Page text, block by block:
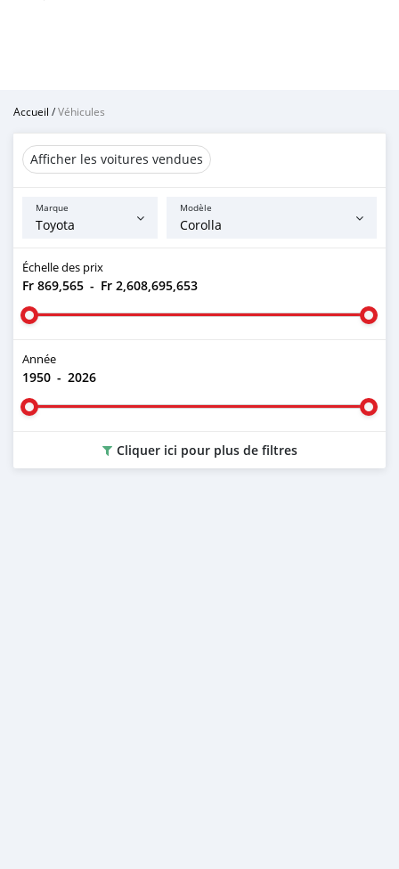
Accueil /Véhicules
Afficher les voitures vendues
Marque Modèle
Échelle des prix
Fr 869,565 - Fr 2,608,695,653
Année
1950 - 2026
Cliquer ici pour plus de filtres